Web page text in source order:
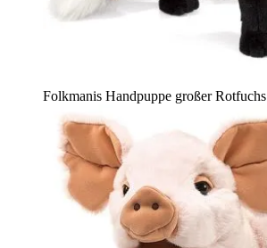
Folkmanis Handpuppe großer Rotfuchs